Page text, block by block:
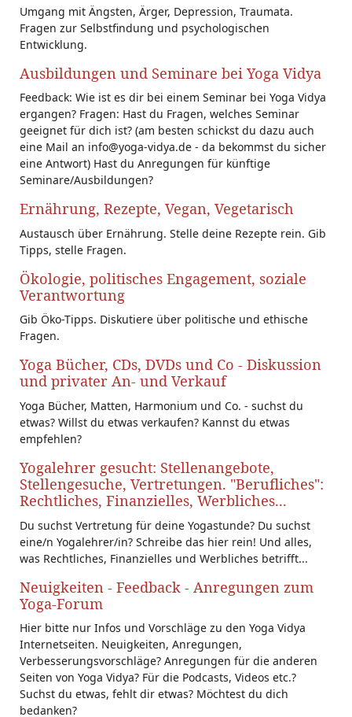
Umgang mit Ängsten, Ärger, Depression, Traumata.
Fragen zur Selbstfindung und psychologischen
Entwicklung.
Ausbildungen und Seminare bei Yoga Vidya
Feedback: Wie ist es dir bei einem Seminar bei Yoga Vidya
ergangen? Fragen: Hast du Fragen, welches Seminar
geeignet für dich ist? (am besten schickst du dazu auch
eine Mail an info@yoga-vidya.de - da bekommst du sicher
eine Antwort) Hast du Anregungen für künftige
Seminare/Ausbildungen?
Ernährung, Rezepte, Vegan, Vegetarisch
Austausch über Ernährung. Stelle deine Rezepte rein. Gib
Tipps, stelle Fragen.
Ökologie, politisches Engagement, soziale
Verantwortung
Gib Öko-Tipps. Diskutiere über politische und ethische
Fragen.
Yoga Bücher, CDs, DVDs und Co - Diskussion
und privater An- und Verkauf
Yoga Bücher, Matten, Harmonium und Co. - suchst du
etwas? Willst du etwas verkaufen? Kannst du etwas
empfehlen?
Yogalehrer gesucht: Stellenangebote,
Stellengesuche, Vertretungen. "Berufliches":
Rechtliches, Finanzielles, Werbliches...
Du suchst Vertretung für deine Yogastunde? Du suchst
eine/n Yogalehrer/in? Schreibe das hier rein! Und alles,
was Rechtliches, Finanzielles und Werbliches betrifft...
Neuigkeiten - Feedback - Anregungen zum
Yoga-Forum
Hier bitte nur Infos und Vorschläge zu den Yoga Vidya
Internetseiten. Neuigkeiten, Anregungen,
Verbesserungsvorschläge? Anregungen für die anderen
Seiten von Yoga Vidya? Für die Podcasts, Videos etc.?
Suchst du etwas, fehlt dir etwas? Möchtest du dich
bedanken?